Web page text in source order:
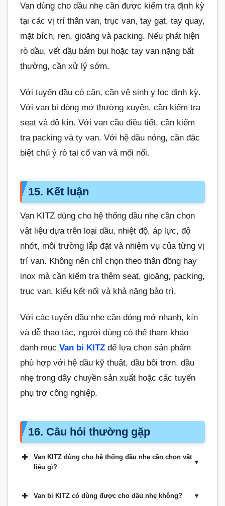
Van dùng cho dầu nhẹ cần được kiểm tra định kỳ
tại các vị trí thân van, trục van, tay gạt, tay quay,
mặt bích, ren, gioăng và packing. Nếu phát hiện
rò dầu, vết dầu bám bụi hoặc tay van nặng bất
thường, cần xử lý sớm.
Với tuyến dầu có cặn, cần vệ sinh y lọc định kỳ.
Với van bi đóng mở thường xuyên, cần kiểm tra
seat và độ kín. Với van cầu điều tiết, cần kiểm
tra packing và ty van. Với hệ dầu nóng, cần đặc
biệt chú ý rò tại cổ van và mối nối.
15. Kết luận
Van KITZ dùng cho hệ thống dầu nhẹ cần chọn
vật liệu dựa trên loại dầu, nhiệt độ, áp lực, độ
nhớt, môi trường lắp đặt và nhiệm vụ của từng vị
trí van. Không nên chỉ chọn theo thân đồng hay
inox mà cần kiểm tra thêm seat, gioăng, packing,
trục van, kiểu kết nối và khả năng bảo trì.
Với các tuyến dầu nhẹ cần đóng mở nhanh, kín
và dễ thao tác, người dùng có thể tham khảo
danh mục Van bi KITZđể lựa chọn sản phẩm
phù hợp với hệ dầu kỹ thuật, dầu bôi trơn, dầu
nhẹ trong dây chuyền sản xuất hoặc các tuyến
phụ trợ công nghiệp.
16. Câu hỏi thường gặp
Van KITZ dùng cho hệ thống dầu nhẹ cần chọn vật
liệu gì?
Van bi KITZ có dùng được cho dầu nhẹ không?